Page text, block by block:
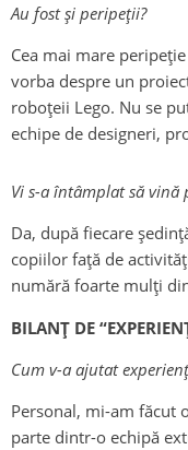
Au fost și peripeții?
Cea mai mare
vorba despre un
roboțeii Lego. Nu se
echipe de designeri,
Vi s-a întâmplat să
Da, după fiecare
copiilor față de
numără foarte mulți
BILANȚ DE
Cum v-a ajutat
Personal, mi-am făcut
parte dintr-o echipă